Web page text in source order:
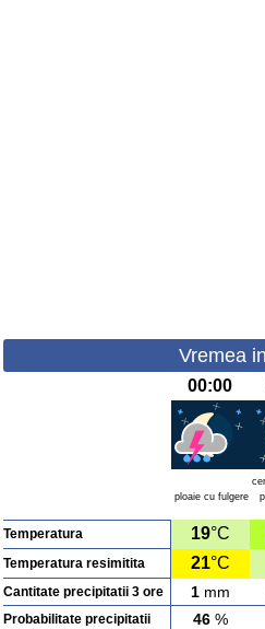
Vremea
00:00
ploaie cu fulgere
Temperatura 19°C
Temperatura resimitita 21°C
Cantitate precipitatii 3 ore 1 mm
Probabilitate precipitatii 46 %